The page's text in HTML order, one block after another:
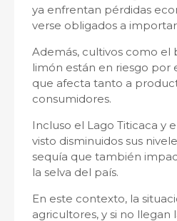
ya enfrentan pérdidas
verse obligados a
Además, cultivos como el
limón están en riesgo por
que afecta tanto a
consumidores.
Incluso el Lago Titicaca y
visto disminuidos sus
sequía que también
la selva del país.
En este contexto, la
agricultores, y si no llegan